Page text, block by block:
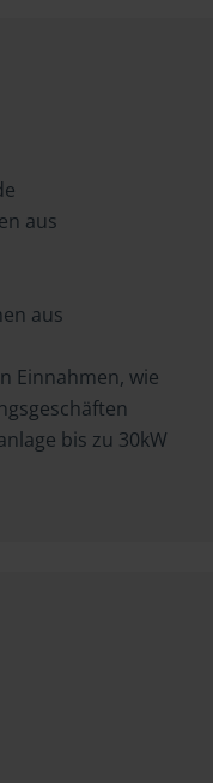
aus
aus
Einnahmen, wie
bis zu 30kW